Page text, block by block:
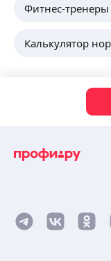
Фитнес-
Калькулятор